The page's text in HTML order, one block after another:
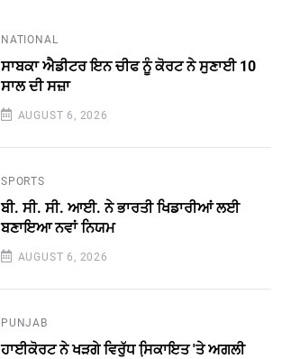
NATIONAL
ਸਾਬਕਾ ਐਡੀਟਰ ਇਨ ਚੀਫ ਨੂੰ ਕੋਰਟ ਨੇ ਸੁਣਾਈ 10
ਸਾਲ ਦੀ ਸਜ਼ਾ
AUGUST 6, 2026
SPORTS
ਬੀ. ਸੀ. ਸੀ. ਆਈ. ਨੇ ਭਾਰਤੀ ਖਿਡਾਰੀਆਂ ਲਈ
ਬਣਾਇਆ ਨਵਾਂ ਨਿਯਮ
AUGUST 6, 2026
PUNJAB
ਹਾਈਕੋਰਟ ਨੇ ਖੜਗੇ ਵਿਰੁੱਧ ਸਿ਼ਕਾਇਤ 'ਤੇ ਅਗਲੀ